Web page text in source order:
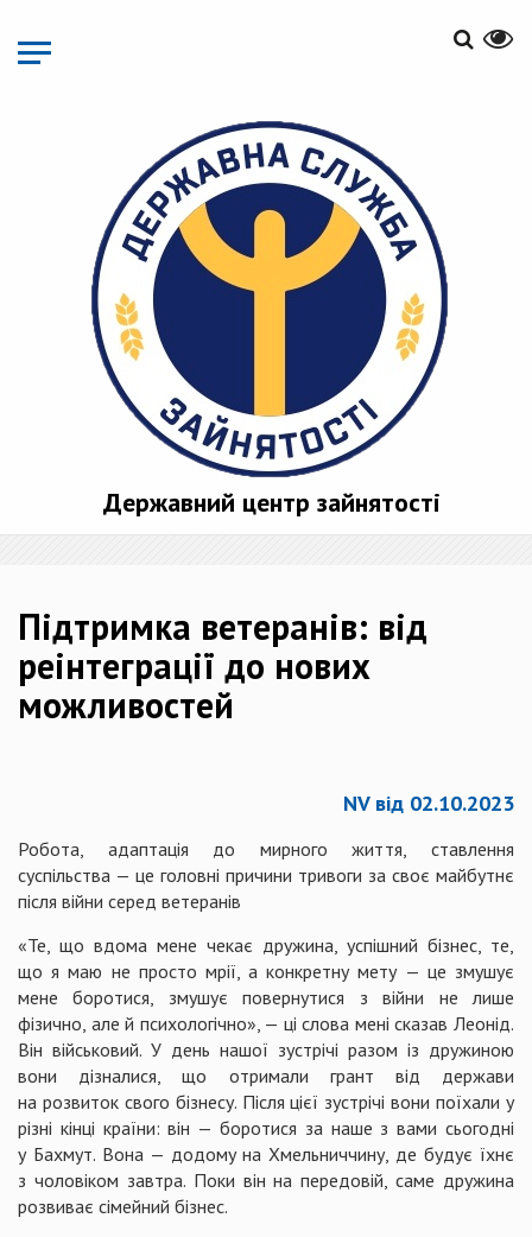
основного
матеріалу
Державний центр зайнятості
Підтримка ветеранів: від
реінтеграції до нових
можливостей
NV від 02.10.2023
Робота, адаптація до мирного життя, ставлення
суспільства — це головні причини тривоги за своє майбутнє
після війни серед ветеранів
«Те, що вдома мене чекає дружина, успішний бізнес, те,
що я маю не просто мрії, а конкретну мету — це змушує
мене боротися, змушує повернутися з війни не лише
фізично, але й психологічно», — ці слова мені сказав Леонід.
Він військовий. У день нашої зустрічі разом із дружиною
вони дізналися, що отримали грант від держави
на розвиток свого бізнесу. Після цієї зустрічі вони поїхали у
різні кінці країни: він — боротися за наше з вами сьогодні
у Бахмут. Вона — додому на Хмельниччину, де будує їхнє
з чоловіком завтра. Поки він на передовій, саме дружина
розвиває сімейний бізнес.